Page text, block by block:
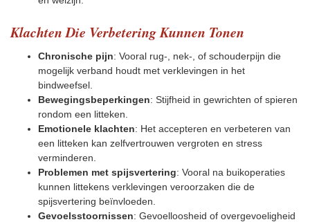
Klachten Die Verbetering Kunnen Tonen
Chronische pijn: Vooral rug-, nek-, of schouderpijn die
mogelijk verband houdt met verklevingen in het
bindweefsel.
Bewegingsbeperkingen: Stijfheid in gewrichten of spieren
rondom een litteken.
Emotionele klachten: Het accepteren en verbeteren van
een litteken kan zelfvertrouwen vergroten en stress
verminderen.
Problemen met spijsvertering: Vooral na buikoperaties
kunnen littekens verklevingen veroorzaken die de
spijsvertering beïnvloeden.
Gevoelsstoornissen: Gevoelloosheid of overgevoeligheid